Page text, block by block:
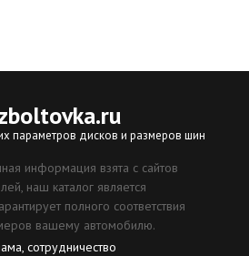
.ru
параметров дисков и размеров шин
информация взята с сайтов
наш каталог является
полного соответствия
вашему автомобилю.
сотрудничество